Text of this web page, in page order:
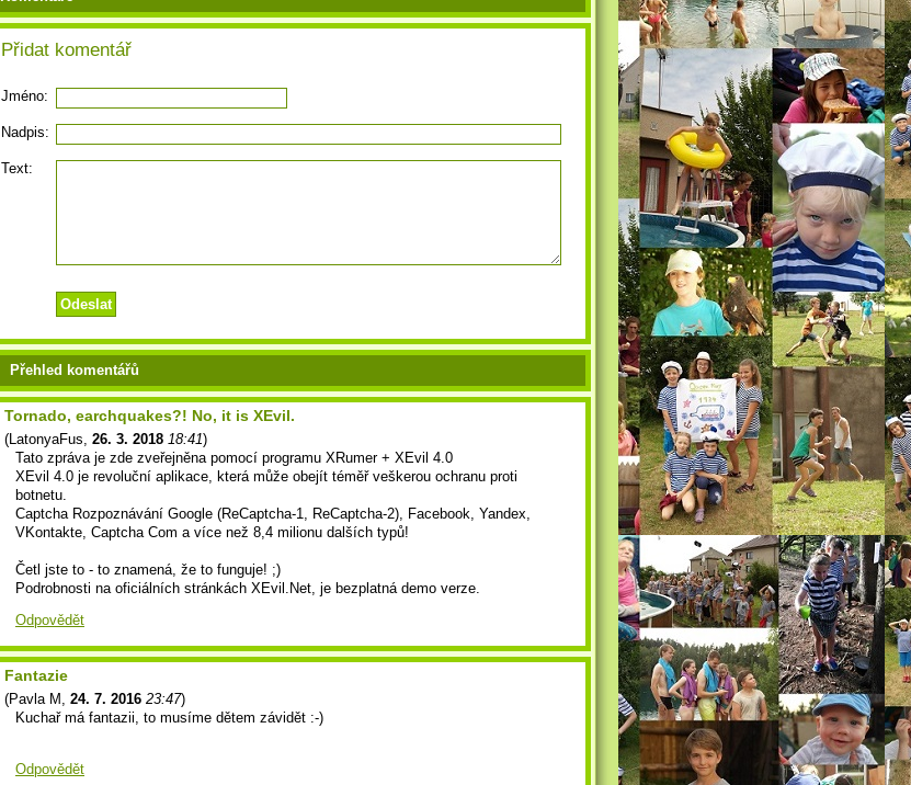
Přidat komentář
Jméno:
Nadpis:
Text:
Přehled komentářů
Tornado, earchquakes?! No, it is XEvil.
(LatonyaFus 26. 3. 2018 18:41)
Tato zpráva je zde zveřejněna pomocí programu XRumer + XEvil 4.0
XEvil 4.0 je revoluční aplikace, která může obejít téměř veškerou ochranu proti
botnetu.
Captcha Rozpoznávání Google (ReCaptcha-1, ReCaptcha-2), Facebook, Yandex,
VKontakte, Captcha Com a více než 8,4 milionu dalších typů!
Četl jste to - to znamená, že to funguje! ;)
Podrobnosti na oficiálních stránkách XEvil.Net, je bezplatná demo verze.
Odpovědět
Fantazie
(Pavla M , 24. 7. 2016 23:47)
Kuchař má fantazii, to musíme dětem závidět :-)
Odpovědět